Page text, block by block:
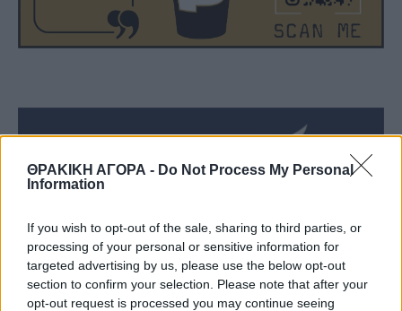
ΘΡΑΚΙΚΗ ΑΓΟΡΑ - Do Not Process My Personal
Information
If you wish to opt-out of the sale, sharing to third parties, or
processing of your personal or sensitive information for
targeted advertising by us, please use the below opt-out
section to confirm your selection. Please note that after your
opt-out request is processed you may continue seeing